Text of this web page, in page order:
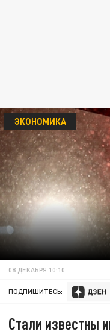
ЭКОНОМИКА
08 ДЕКАБРЯ 10:10
ПОДПИШИТЕСЬ:
Стали известны